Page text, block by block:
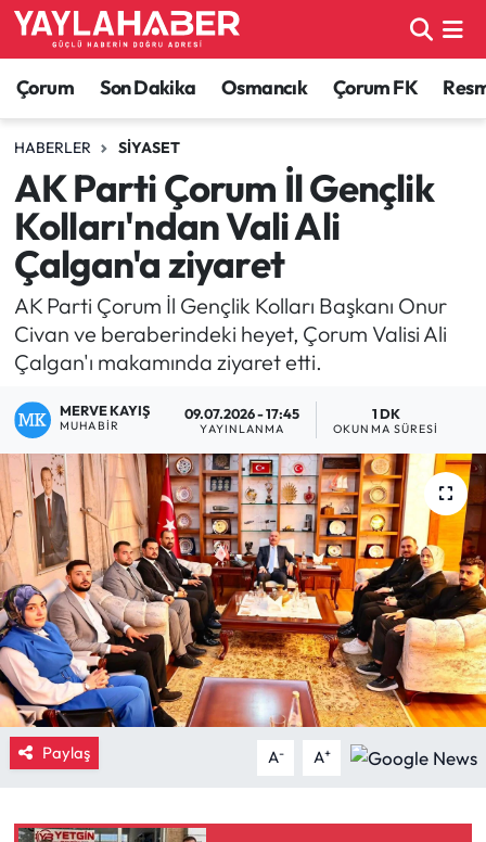
Çorum Son Dakika Osmancık Çorum FK
HABERLER SIYASET
AK Parti Çorum İl Gençlik
Kolları'ndan Vali Ali
Çalgan'a ziyaret
AK Parti Çorum İl Gençlik Kolları Başkanı Onur
Civan ve beraberindeki heyet, Çorum Valisi Ali
Çalgan'ı makamında ziyaret etti.
MERVE KAYIŞ
MUHABIR
09.07.2026 - 17:45
YAYINLANMA
1 DK
OKUNMA SÜRESI
Paylaş A- A+
Alaca Haberleri
Bayat Haberleri
Bilgi - Keşfet Haberleri
Bilim ve Teknoloji
Boğazkale Haberleri
Çorum Haberleri
Çorum Son Dakika Haberleri
Dodurga Haberleri
Eğitim
Ekonomi
Güncel
İskilip Haberleri
Kargı Haberleri
Çorum Nöbetçi Eczaneler
Çorum Hava Durumu
Çorum Namaz Vakitleri
Çorum Trafik Yoğunluk Haritası
TFF 1.Lig Puan Durumu ve Fikstür
Tüm Manşetler
Son Dakika Haberleri
Haber Arşivi